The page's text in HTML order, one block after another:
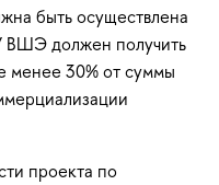
быть осуществлена
ВШЭ должен получить
менее 30% от суммы
проекта по